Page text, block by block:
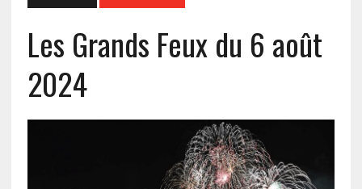
Les Grands Feux du 6 août
2024